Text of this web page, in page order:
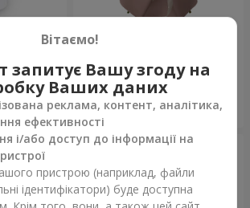
9 941 грн
Замовити
Вітаємо!
запитує Вашу згоду на
Ваших даних
реклама, контент, аналітика,
ефективності
і/або доступ до інформації на
пристрою (наприклад, файли
ідентифікатори) буде доступна